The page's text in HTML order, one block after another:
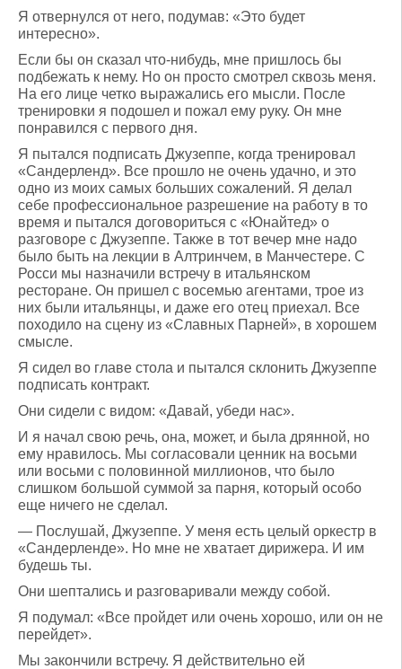
Я отвернулся от него, подумав: «Это будет
интересно».
Если бы он сказал что-нибудь, мне пришлось бы
подбежать к нему. Но он просто смотрел сквозь меня.
На его лице четко выражались его мысли. После
тренировки я подошел и пожал ему руку. Он мне
понравился с первого дня.
Я пытался подписать Джузеппе, когда тренировал
«Сандерленд». Все прошло не очень удачно, и это
одно из моих самых больших сожалений. Я делал
себе профессиональное разрешение на работу в то
время и пытался договориться с «Юнайтед» о
разговоре с Джузеппе. Также в тот вечер мне надо
было быть на лекции в Алтринчем, в Манчестере. С
Росси мы назначили встречу в итальянском
ресторане. Он пришел с восемью агентами, трое из
них были итальянцы, и даже его отец приехал. Все
походило на сцену из «Славных Парней», в хорошем
смысле.
Я сидел во главе стола и пытался склонить Джузеппе
подписать контракт.
Они сидели с видом: «Давай, убеди нас».
И я начал свою речь, она, может, и была дрянной, но
ему нравилось. Мы согласовали ценник на восьми
или восьми с половинной миллионов, что было
слишком большой суммой за парня, который особо
еще ничего не сделал.
— Послушай, Джузеппе. У меня есть целый оркестр в
«Сандерленде». Но мне не хватает дирижера. И им
будешь ты.
Они шептались и разговаривали между собой.
Я подумал: «Все пройдет или очень хорошо, или он не
перейдет».
Мы закончили встречу. Я действительно ей